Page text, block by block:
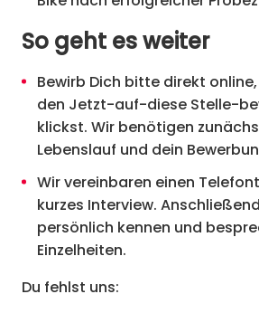
So geht es weiter
Bewirb Dich bitte direkt
den Jetzt-auf-diese Stelle-
klickst. Wir benötigen
Lebenslauf und dein
Wir vereinbaren einen
kurzes Interview.
persönlich kennen und
Einzelheiten.
Du fehlst uns: